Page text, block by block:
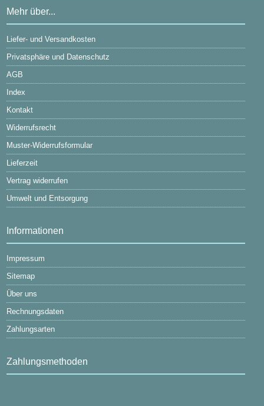
Mehr über...
Liefer- und Versandkosten
Privatsphäre und Datenschutz
AGB
Index
Kontakt
Widerrufsrecht
Muster-Widerrufsformular
Lieferzeit
Vertrag widerrufen
Umwelt und Entsorgung
Informationen
Impressum
Sitemap
Über uns
Rechnungsdaten
Zahlungsarten
Zahlungsmethoden